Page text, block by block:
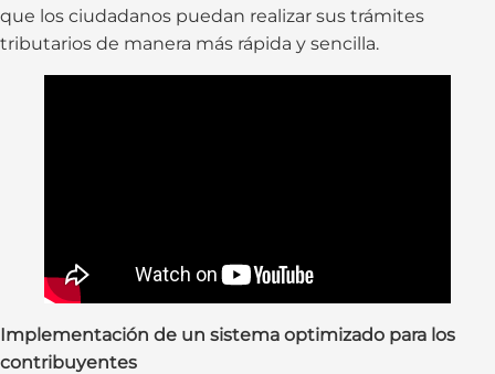
que los ciudadanos puedan realizar sus trámites
tributarios de manera más rápida y sencilla.
Implementación de un sistema optimizado para los
contribuyentes